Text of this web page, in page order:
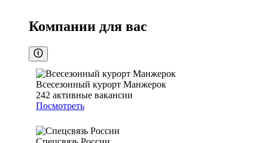
Компании для вас
Всесезонный курорт Манжерок
242 активные вакансии
Посмотреть